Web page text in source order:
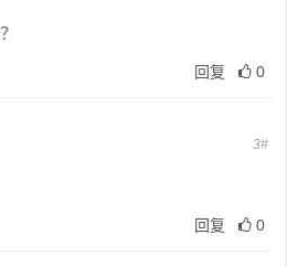
回复 0
3#
回复 0